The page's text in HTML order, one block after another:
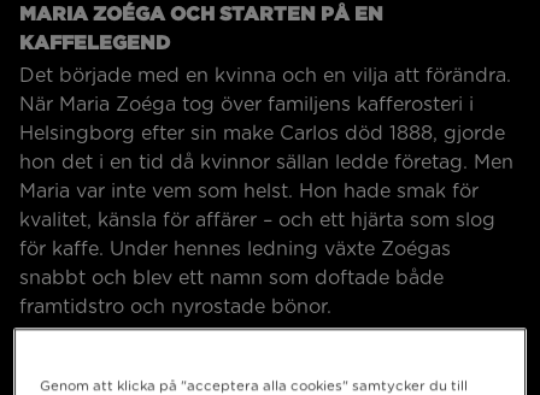
MARIA ZOÉGA OCH STARTEN PÅ EN
KAFFELEGEND
Det började med en kvinna och en vilja att förändra.
När Maria Zoéga tog över familjens kafferosteri i
Helsingborg efter sin make Carlos död 1888, gjorde
hon det i en tid då kvinnor sällan ledde företag. Men
Maria var inte vem som helst. Hon hade smak för
kvalitet, känsla för affärer – och ett hjärta som slog
för kaffe. Under hennes ledning växte Zoégas
snabbt och blev ett namn som doftade både
framtidstro och nyrostade bönor.
Genom att klicka på "acceptera alla cookies" samtycker du till